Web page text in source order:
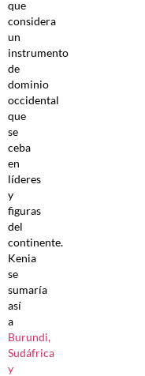
que
considera
un
instrumento
de
dominio
occidental
que
se
ceba
en
líderes
y
figuras
del
continente.
Kenia
se
sumaría
así
a
Burundi,
Sudáfrica
y